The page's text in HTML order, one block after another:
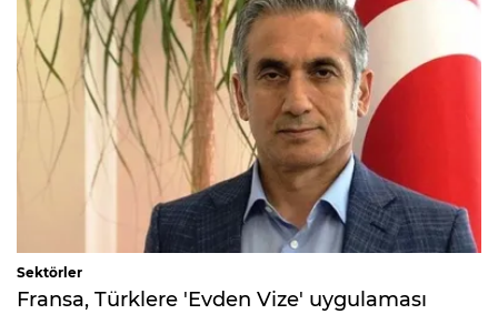
Sektörler
Fransa, Türklere 'Evden Vize' uygulaması